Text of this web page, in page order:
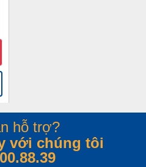
hỗ trợ?
với chúng tôi